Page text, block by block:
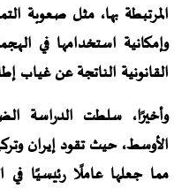
المرتبطة بها، مثل صعوبة
وإمكانية استخدامها في
القانونية الناتجة عن غياب
وأخيرًا، سلطت الدراسة
الأوسط، حيث تقود إيران
مما جعلها عاملًا رئيسيًا في